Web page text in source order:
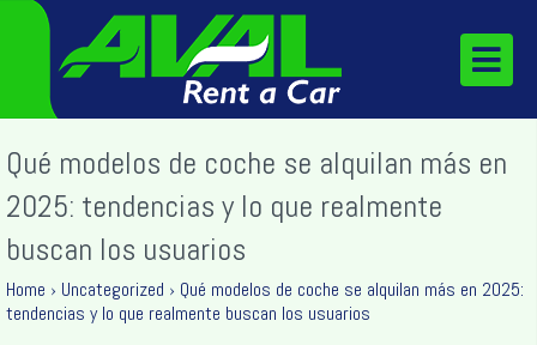
Qué modelos de coche se alquilan más en
2025: tendencias y lo que realmente
buscan los usuarios
Home › Uncategorized › Qué modelos de coche se alquilan más en 2025:
tendencias y lo que realmente buscan los usuarios